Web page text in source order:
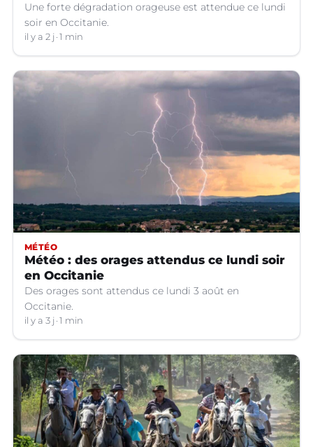
Une forte dégradation orageuse est attendue ce lundi
soir en Occitanie.
il y a 2 j 1 min
MÉTÉO
Météo : des orages attendus ce lundi soir
en Occitanie
Des orages sont attendus ce lundi 3 août en
Occitanie.
il y a 3 j 1 min